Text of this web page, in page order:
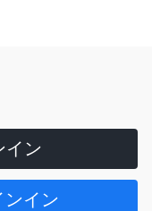
イン
イン